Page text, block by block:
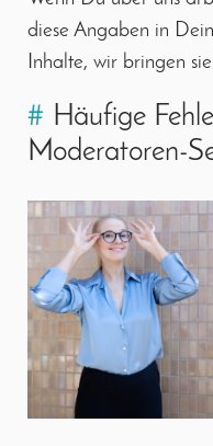
diese Angaben in
Inhalte, wir bringen
# Häufige
Moderatoren-